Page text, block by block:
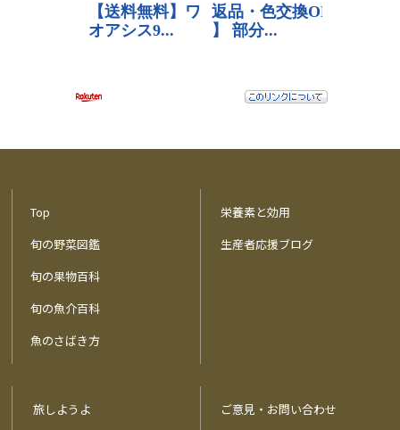
Top
旬の野菜図鑑
旬の果物百科
旬の魚介百科
魚のさばき方
栄養素と効用
生産者応援ブログ
旅しようよ ご意見・お問い合わせ